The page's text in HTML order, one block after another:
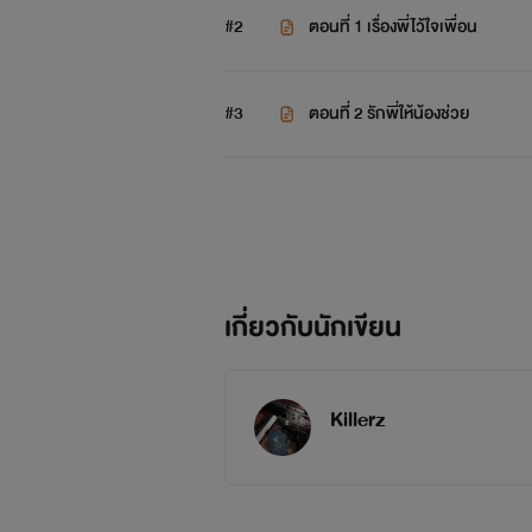
#2 ตอนที่ 1 เรื่องพี่ไว้ใจเพื่อน
#3 ตอนที่ 2 รักพี่ให้น้องช่วย
เกี่ยวกับนักเขียน
Killerz